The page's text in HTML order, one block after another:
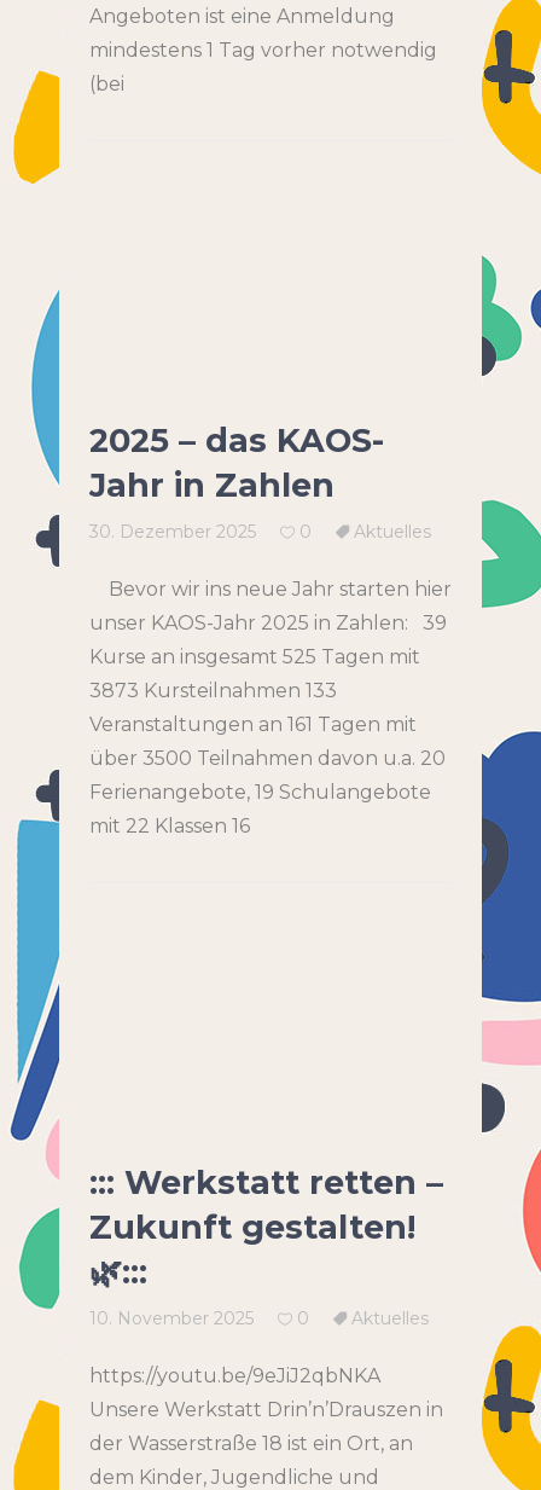
Angeboten ist eine Anmeldung
mindestens 1 Tag vorher notwendig
(bei
2025 – das KAOS-
Jahr in Zahlen
30. Dezember 2025 0 Aktuelles
Bevor wir ins neue Jahr starten hier
unser KAOS-Jahr 2025 in Zahlen: 39
Kurse an insgesamt 525 Tagen mit
3873 Kursteilnahmen 133
Veranstaltungen an 161 Tagen mit
über 3500 Teilnahmen davon u.a. 20
Ferienangebote, 19 Schulangebote
mit 22 Klassen 16
::: Werkstatt retten –
Zukunft gestalten!
🌿:::
10. November 2025 0 Aktuelles
https://youtu.be/9eJiJ2qbNKA
Unsere Werkstatt Drin’n’Drauszen in
der Wasserstraße 18 ist ein Ort, an
dem Kinder, Jugendliche und